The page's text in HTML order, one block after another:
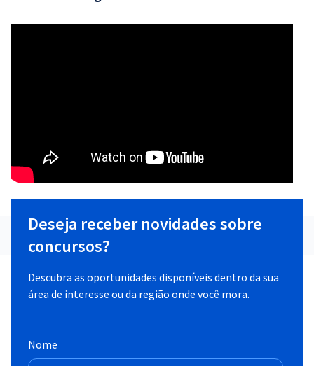
Deseja receber novidades sobre
concursos?
Descubra as oportunidades disponíveis dentro da sua
área de interesse ou da região onde você mora.
Nome